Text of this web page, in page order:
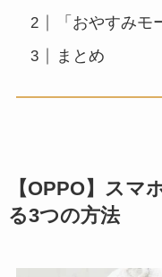
「おやすみモ
まとめ
【OPPO】スマ
る3つの方法